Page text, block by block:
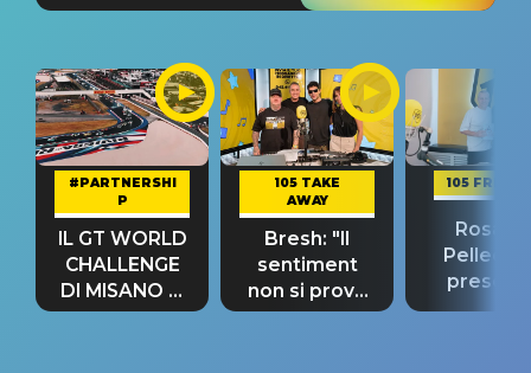
#PARTNERSHI
P
IL GT WORLD
CHALLENGE
DI MISANO si
riconferma
105 TAKE
AWAY
Bresh: "Il
sentiment
non si prova
fino alla notte
105
Rosario
“Così